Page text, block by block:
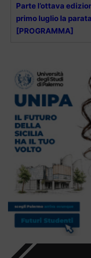
Parte l’ottava
primo luglio la
[PROGRAMMA]